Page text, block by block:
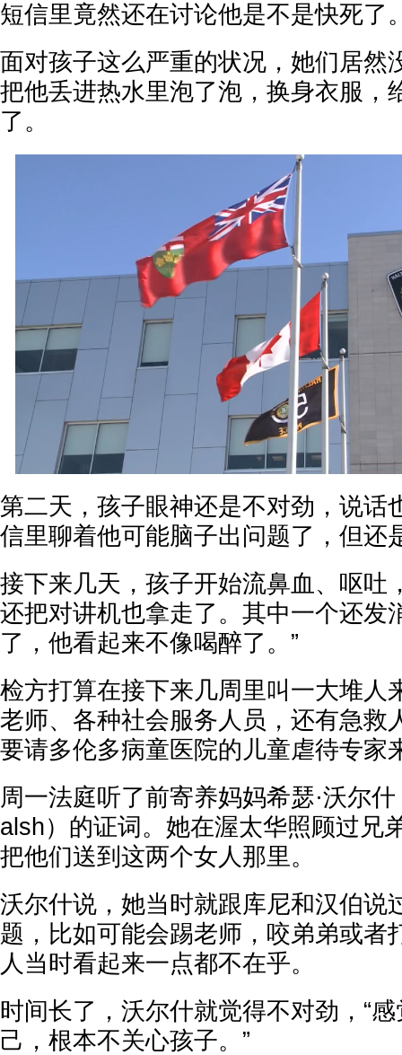
短信里竟然还在讨论他是不是快死了
面对孩子这么严重的状况，她们居然
把他丢进热水里泡了泡，换身衣服，
了。
第二天，孩子眼神还是不对劲，说话
信里聊着他可能脑子出问题了，但还
接下来几天，孩子开始流鼻血、呕吐
还把对讲机也拿走了。其中一个还发
了，他看起来不像喝醉了。”
检方打算在接下来几周里叫一大堆人
老师、各种社会服务人员，还有急救
要请多伦多病童医院的儿童虐待专家
周一法庭听了前寄养妈妈希瑟·沃尔
alsh）的证词。她在渥太华照顾过兄
把他们送到这两个女人那里。
沃尔什说，她当时就跟库尼和汉伯说
题，比如可能会踢老师，咬弟弟或者
人当时看起来一点都不在乎。
时间长了，沃尔什就觉得不对劲，“
己，根本不关心孩子。”